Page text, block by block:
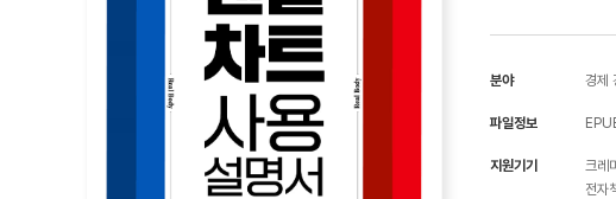
분야 경제
파일정보
지원기기 크레
전자